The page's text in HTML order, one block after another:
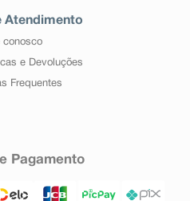
Atendimento
conosco
e Devoluções
Frequentes
Pagamento